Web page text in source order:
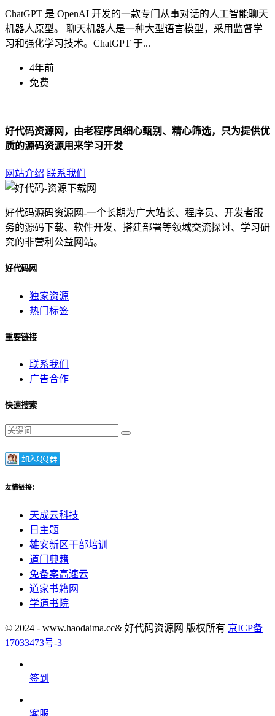
ChatGPT 是 OpenAI 开发的一款专门从事对话的人工智能聊天
机器人原型。 聊天机器人是一种大型语言模型，采用监督学
习和强化学习技术。ChatGPT 于...
4年前
免费
好代码资源网，由老程序员细心甄别、精心筛选，只为提供优
质的源码资源用来学习开发
网站介绍 联系我们
好代码源码资源网-一个长期为广大站长、程序员、开发者服
务的源码下载、软件开发、搭建部署等领域交流探讨、学习研
究的非营利公益网站。
好代码网
独家资源
热门标签
重要链接
联系我们
广告合作
快速搜索
友情链接：
天成云科技
日主题
雄安新区干部培训
道门典籍
免备案高速云
道家书籍网
学道书院
© 2024 - www.haodaima.cc& 好代码资源网 版权所有 京ICP备
17033473号-3
签到
客服